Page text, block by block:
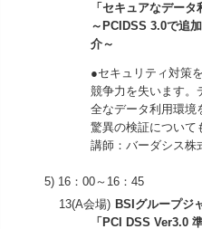
「セキュアなデー
～PCIDSS 3.0で追
介～
●セキュリティ対策
競争力を失います。
全なデータ利用環境
驚異の検証について
講師：バーダシス
5) 16：00～16：45
13(A会場) BSIグループジ
「PCI DSS Ver3.0